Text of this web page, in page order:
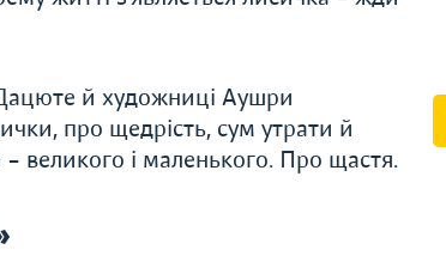
Дацюте й художниці Аушри
про щедрість, сум утрати й
великого і маленького. Про щастя.